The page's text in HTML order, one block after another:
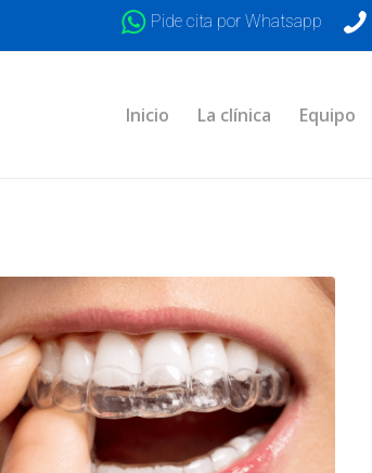
Pide cita por Whatsapp
Inicio La clínica Equipo